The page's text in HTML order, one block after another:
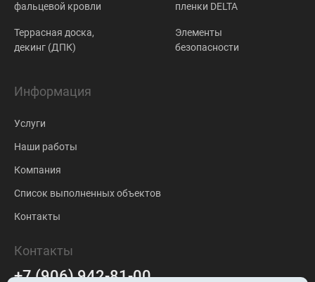
фальцевой кровли
Террасная доска,
декинг (ДПК)
пленки DELTA
Элементы
безопасности
Информация
Услуги
Наши работы
Компания
Список выполненных объектов
Контакты
Контакты
+7 (906) 942-81-00